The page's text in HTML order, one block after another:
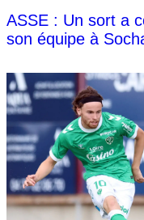
ASSE : Un sort a
son équipe à